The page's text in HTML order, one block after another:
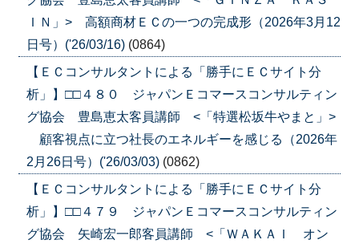
ＩＮ」> 高額商材ＥＣの一つの完成形（2026年3月12
日号）('26/03/16) (0864)
【ＥＣコンサルタントによる「勝手にＥＣサイト分
析」】□□４８０ ジャパンＥコマースコンサルティン
グ協会 豊島恵太客員講師 <「特選松坂牛やまと」>
顧客視点に立つ社長のエネルギーを感じる（2026年
2月26日号）('26/03/03) (0862)
【ＥＣコンサルタントによる「勝手にＥＣサイト分
析」】□□４７９ ジャパンＥコマースコンサルティン
グ協会 矢崎宏一郎客員講師 <「ＷＡＫＡＩ オン